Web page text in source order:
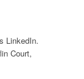
LinkedIn.
Court,